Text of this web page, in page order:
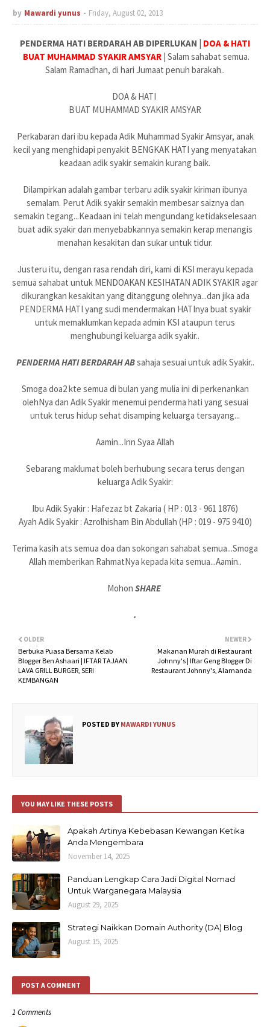
by Mawardi yunus Friday, August 02, 2013
PENDERMA HATI BERDARAH AB DIPERLUKAN | DOA & HATI
BUAT MUHAMMAD SYAKIR AMSYAR| Salam sahabat semua.
Salam Ramadhan, di hari Jumaat penuh barakah..
DOA & HATI
BUAT MUHAMMAD SYAKIR AMSYAR
Perkabaran dari ibu kepada Adik Muhammad Syakir Amsyar, anak
kecil yang menghidapi penyakit BENGKAK HATI yang menyatakan
keadaan adik syakir semakin kurang baik.
Dilampirkan adalah gambar terbaru adik syakir kiriman ibunya
semalam. Perut Adik syakir semakin membesar saiznya dan
semakin tegang...Keadaan ini telah mengundang ketidakselesaan
buat adik syakir dan menyebabkannya semakin kerap menangis
menahan kesakitan dan sukar untuk tidur.
Justeru itu, dengan rasa rendah diri, kami di KSI merayu kepada
semua sahabat untuk MENDOAKAN KESIHATAN ADIK SYAKIR agar
dikurangkan kesakitan yang ditanggung olehnya...dan jika ada
PENDERMA HATI yang sudi mendermakan HATInya buat syakir
untuk memaklumkan kepada admin KSI ataupun terus
menghubungi keluarga adik syakir..
PENDERMA HATI BERDARAH ABsahaja sesuai untuk adik Syakir..
Smoga doa2 kte semua di bulan yang mulia ini di perkenankan
olehNya dan Adik Syakir menemui penderma hati yang sesuai
untuk terus hidup sehat disamping keluarga tersayang...
Aamin...Inn Syaa Allah
Sebarang maklumat boleh berhubung secara terus dengan
keluarga Adik Syakir:
Ibu Adik Syakir : Hafezaz bt Zakaria ( HP : 013 - 961 1876)
Ayah Adik Syakir : Azrolhisham Bin Abdullah (HP : 019 - 975 9410)
Terima kasih ats semua doa dan sokongan sahabat semua...Smoga
Allah memberikan RahmatNya kepada kita semua...Aamin..
Mohon SHARE
.
NEWER
Makanan Murah di Restaurant
Johnny's | Iftar Geng Blogger Di
Restaurant Johnny's, Alamanda
OLDER
Berbuka Puasa Bersama Kelab
Blogger Ben Ashaari | IFTAR TAJAAN
LAVA GRILL BURGER, SERI
KEMBANGAN
POSTED BY MAWARDI YUNUS
YOU MAY LIKE THESE POSTS
Apakah Artinya Kebebasan Kewangan Ketika
Anda Mengembara
November 14, 2025
Panduan Lengkap Cara Jadi Digital Nomad
Untuk Warganegara Malaysia
August 29, 2025
Strategi Naikkan Domain Authority (DA) Blog
August 15, 2025
POST A COMMENT
1 Comments